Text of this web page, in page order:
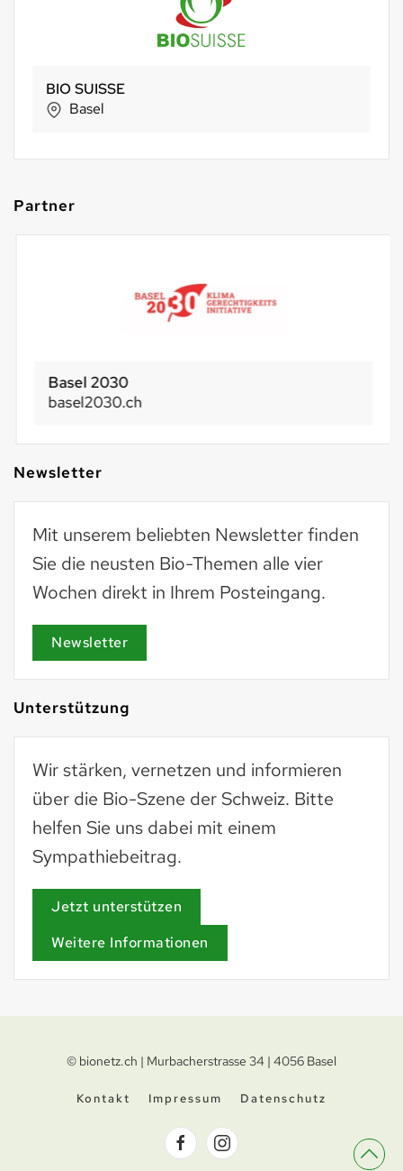
BIO SUISSE
Basel
Partner
Basel 2030
basel2030.ch
Newsletter
Mit unserem beliebten Newsletter finden
Sie die neusten Bio-Themen alle vier
Wochen direkt in Ihrem Posteingang.
Newsletter
Unterstützung
Wir stärken, vernetzen und informieren
über die Bio-Szene der Schweiz. Bitte
helfen Sie uns dabei mit einem
Sympathiebeitrag.
Jetzt unterstützen
Weitere Informationen
© bionetz.ch | Murbacherstrasse 34 | 4056 Basel
Kontakt Impressum Datenschutz